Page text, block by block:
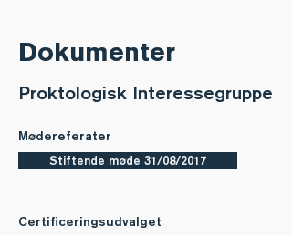
Bestyrelsesmøde 10.10.22 Hent
Bestyrelsesmøde 25.09.17 Hent
Mødereferat 08.01.13
Dokumenter
Proktologisk Interessegruppe
Mødereferater
Stiftende møde 31/08/2017
Certificeringsudvalget